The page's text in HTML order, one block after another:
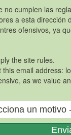
no cumplen las
a esta dirección
ofensivos, ya
the site rules.
email address:
as we value